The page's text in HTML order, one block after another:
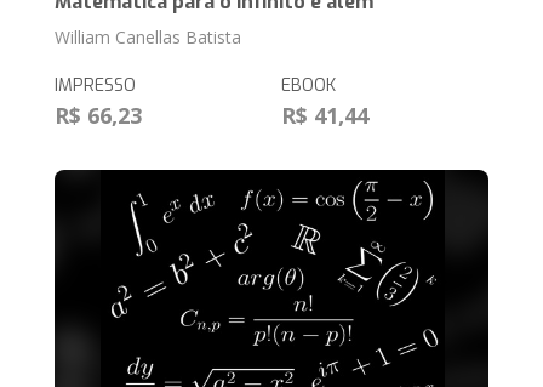
William Canellas Batista
IMPRESSO
R$ 66,23
EBOOK
R$ 41,44